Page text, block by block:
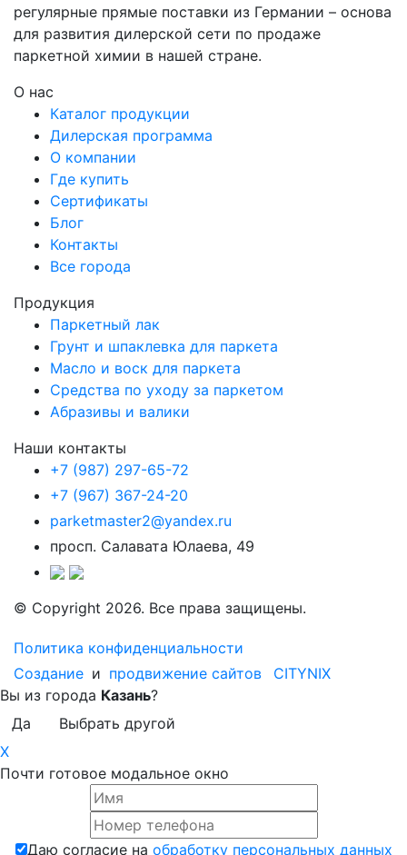
регулярные прямые поставки из Германии – основа
для развития дилерской сети по продаже
паркетной химии в нашей стране.
О нас
Каталог продукции
Дилерская программа
О компании
Где купить
Сертификаты
Блог
Контакты
Все города
Продукция
Паркетный лак
Грунт и шпаклевка для паркета
Масло и воск для паркета
Средства по уходу за паркетом
Абразивы и валики
Наши контакты
+7 (987) 297-65-72
+7 (967) 367-24-20
parketmaster2@yandex.ru
просп. Салавата Юлаева, 49
© Copyright 2026. Все права защищены.
Политика конфиденциальности
Создание и продвижение сайтов
CITYNIX
Вы из города Казань?
Да
Выбрать другой
X
Почти готовое модальное окно
Даю согласие на обработку персональных данных